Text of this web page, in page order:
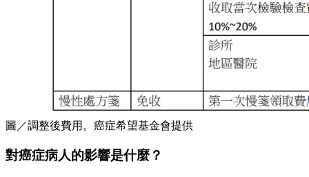
圖／調整後費用。癌症希望基金會提供
對癌症病人的影響是什麼？